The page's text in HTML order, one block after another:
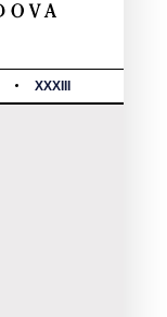
XXXIII